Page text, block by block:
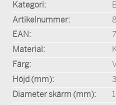
Kategori:
Artikelnummer:
EAN:
Material:
Färg:
Höjd (mm):
Diameter skärm (mm):